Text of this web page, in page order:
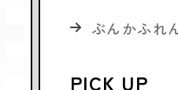
ぶんかふれ
PICK UP